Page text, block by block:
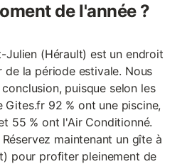
de l'année ?
Julien (Hérault) est un endroit
la période estivale. Nous
puisque selon les
Gites.fr 92 % ont une piscine,
55 % ont l'Air Conditionné.
maintenant un gîte à
pour profiter pleinement de